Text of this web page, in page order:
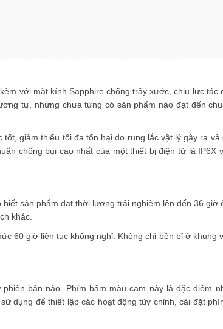
với mặt kính Sapphire chống trầy xước, chịu lực tác
tự, nhưng chưa từng có sản phẩm nào đạt đến
giảm thiểu tối đa tổn hại do rung lắc vật lý gây ra
chống bụi cao nhất của một thiết bị điện tử là IP6X
biết sản phẩm đạt thời lượng trải nghiệm lên đến 36 giờ
khác.
60 giờ liên tục không nghỉ. Không chỉ bền bỉ ở khung
bản nào. Phím bấm màu cam này là đặc điểm
dụng để thiết lập các hoạt động tùy chỉnh, cài đặt